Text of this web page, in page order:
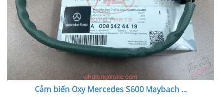
Cảm biến Oxy Mercedes S600 Maybach ...